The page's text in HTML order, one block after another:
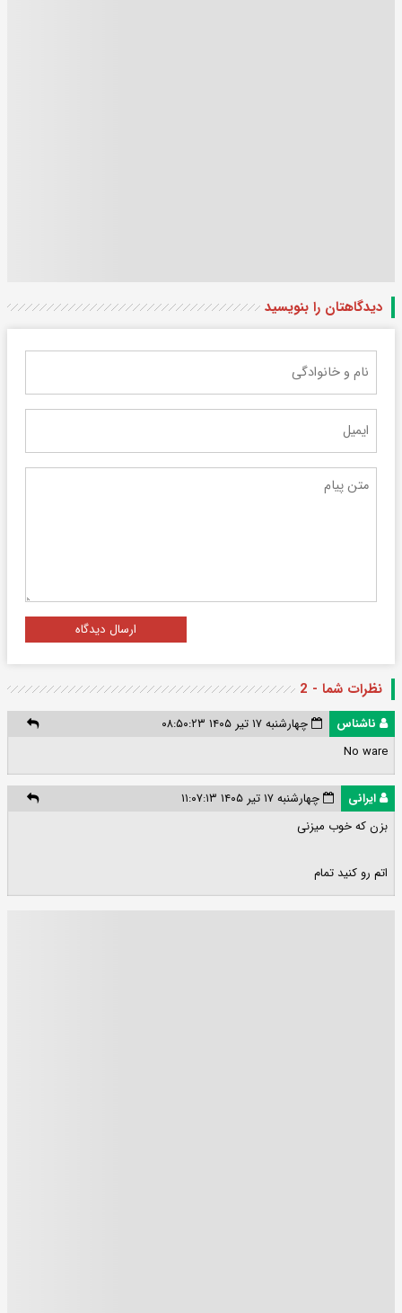
دیدگاهتان را بنویسید
ارسال دیدگاه
نظرات شما - 2
ناشناس
چهارشنبه ۱۷ تیر ۱۴۰۵ ۰۸:۵۰:۲۳
No ware
ایرانی
چهارشنبه ۱۷ تیر ۱۴۰۵ ۱۱:۰۷:۱۳
بزن که خوب میزنی
اتم رو کنید تمام